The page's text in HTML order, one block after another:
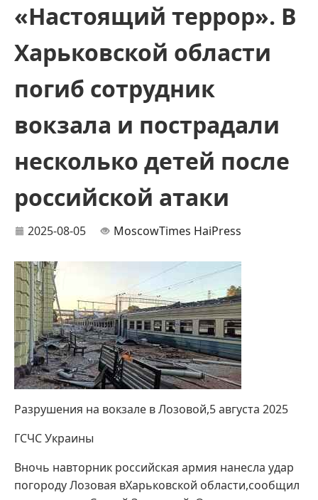
«Настоящий террор». В
Харьковской области
погиб сотрудник
вокзала и пострадали
несколько детей после
российской атаки
2025-08-05 MoscowTimes HaiPress
Разрушения на вокзале в Лозовой,5 августа 2025
ГСЧС Украины
Вночь навторник российская армия нанесла удар
погороду Лозовая вХарьковской области,сообщил